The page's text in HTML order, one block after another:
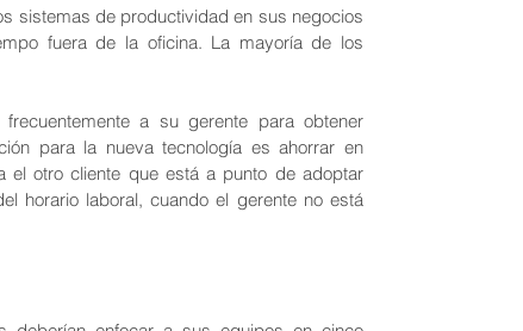
sistemas de productividad en sus negocios
fuera de la oficina. La mayoría de los
a su gerente para obtener
para la nueva tecnología es ahorrar en
el otro cliente que está a punto de adoptar
horario laboral, cuando el gerente no está